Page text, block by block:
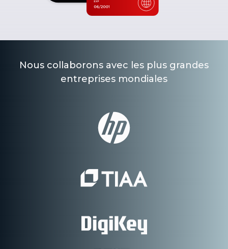
Nous collaborons avec les plus grandes
entreprises mondiales